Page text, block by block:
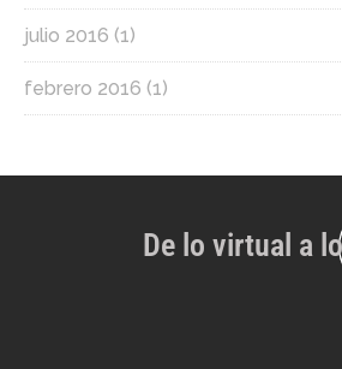
julio 2016 (1)
febrero 2016 (1)
De lo virtual a lo